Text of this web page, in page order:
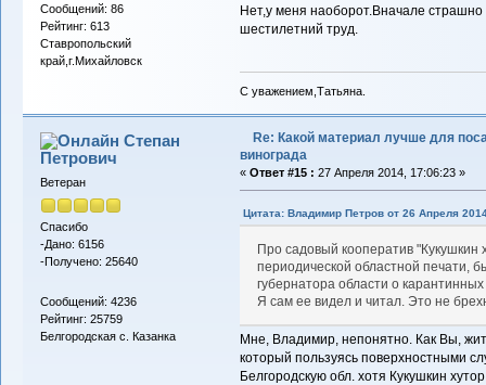
Сообщений: 86
Рейтинг: 613
Ставропольский
край,г.Михайловск
Нет,у меня наоборот.Вначале
шестилетний труд.
С уважением,Татьяна.
Степан
Петрович
Ветеран
Спасибо
-Дано: 6156
-Получено: 25640
Сообщений: 4236
Рейтинг: 25759
Белгородская с. Казанка
Re: Какой материал лучше для
винограда
« Ответ #15 : 27 Апреля 2014, 17:06:23 »
Цитата: Владимир Петров от 26 Апреля
Про садовый кооператив
периодической областной печати,
губернатора области о
Я сам ее видел и читал. Это не
Мне, Владимир, непонятно. Как Вы,
который пользуясь поверхностными
Белгородскую обл. хотя Кукушкин